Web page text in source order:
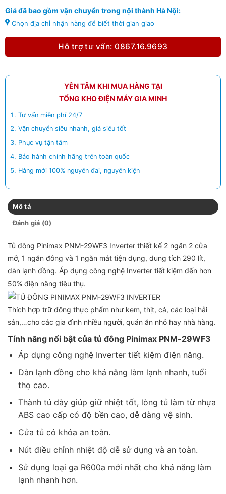
Giá đã bao gồm vận chuyển trong nội thành Hà Nội:
Chọn địa chỉ nhận hàng để biết thời gian giao
Hỗ trợ tư vấn: 0867.16.9693
YÊN TÂM KHI MUA HÀNG TẠI
TỔNG KHO ĐIỆN MÁY GIA MINH
Tư vấn miễn phí 24/7
Vận chuyển siêu nhanh, giá siêu tốt
Phục vụ tận tâm
Bảo hành chính hãng trên toàn quốc
Hàng mới 100% nguyên đai, nguyên kiện
Mô tả
Đánh giá (0)
Tủ đông Pinimax PNM-29WF3 Inverter thiết kế 2 ngăn 2 cửa
mở, 1 ngăn đông và 1 ngăn mát tiện dụng, dung tích 290 lít,
dàn lạnh đồng. Áp dụng công nghệ Inverter tiết kiệm đến hơn
50% điện năng tiêu thụ.
Thích hợp trữ đông thực phẩm như kem, thịt, cá, các loại hải
sản,…cho các gia đình nhiều người, quán ăn nhỏ hay nhà hàng.
Tính năng nổi bật của tủ đông Pinimax PNM-29WF3
Áp dụng công nghệ Inverter tiết kiệm điện năng.
Dàn lạnh đồng cho khả năng làm lạnh nhanh, tuổi
thọ cao.
Thành tủ dày giúp giữ nhiệt tốt, lòng tủ làm từ nhựa
ABS cao cấp có độ bền cao, dễ dàng vệ sinh.
Cửa tủ có khóa an toàn.
Nút điều chỉnh nhiệt độ dễ sử dụng và an toàn.
Sử dụng loại ga R600a mới nhất cho khả năng làm
lạnh nhanh hơn.